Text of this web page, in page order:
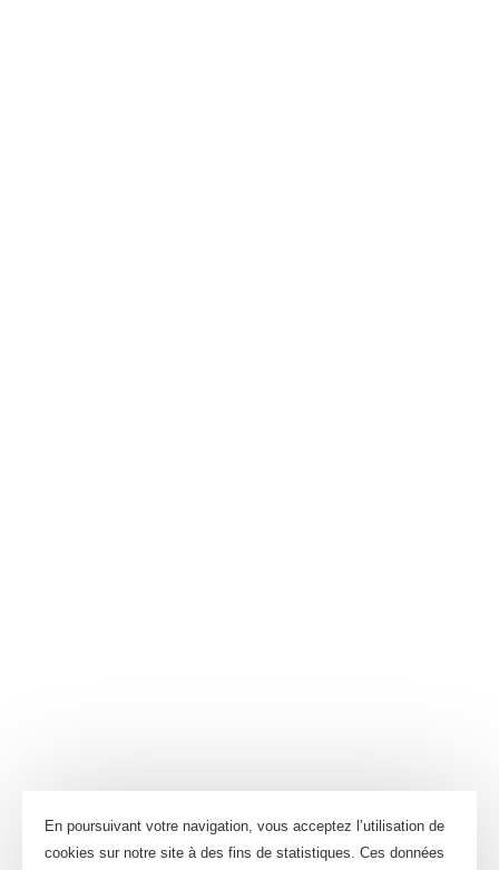
En poursuivant votre navigation, vous acceptez l’utilisation de
cookies sur notre site à des fins de statistiques. Ces données